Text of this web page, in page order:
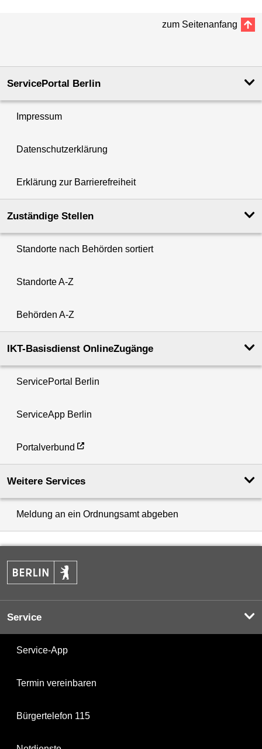
zum Seitenanfang
ServicePortal Berlin
Impressum
Datenschutzerklärung
Erklärung zur Barrierefreiheit
Zuständige Stellen
Standorte nach Behörden sortiert
Standorte A-Z
Behörden A-Z
IKT-Basisdienst OnlineZugänge
ServicePortal Berlin
ServiceApp Berlin
Portalverbund
Weitere Services
Meldung an ein Ordnungsamt abgeben
Service
Service-App
Termin vereinbaren
Bürgertelefon 115